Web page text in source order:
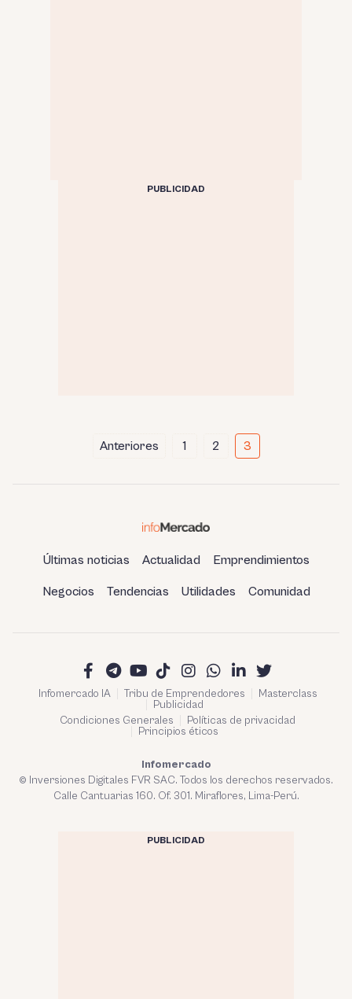
PUBLICIDAD
Anteriores 1 2 3
Últimas noticias Actualidad Emprendimientos
Negocios Tendencias Utilidades Comunidad
Infomercado IA Tribu de Emprendedores
Masterclass
Publicidad
Condiciones Generales
Políticas de privacidad
Principios éticos
Infomercado
© Inversiones Digitales FVR SAC. Todos los derechos reservados.
Calle Cantuarias 160. Of. 301. Miraflores, Lima-Perú.
PUBLICIDAD